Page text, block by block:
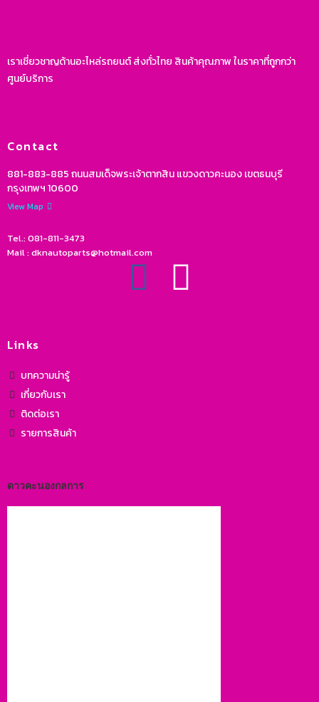
เราเชี่ยวชาญด้านอะไหล่รถยนต์ ส่งทั่วไทย สินค้าคุณภาพ ในราคาที่ถูกกว่า
ศูนย์บริการ
Contact
881-883-885 ถนนสมเด็จพระเจ้าตากสิน แขวงดาวคะนอง เขตธนบุรี
กรุงเทพฯ 10600
View Map
Tel.: 081-811-3473
Mail : dknautoparts@hotmail.com
Links
บทความน่ารู้
เกี่ยวกับเรา
ติดต่อเรา
รายการสินค้า
ดาวคะนองกลการ